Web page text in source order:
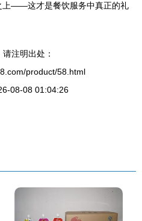
上——这才是餐饮服务中真正的礼
注明出处：
product/58.html
08-08 01:04:26